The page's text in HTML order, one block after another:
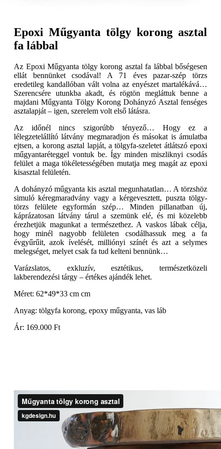
Epoxi Műgyanta tölgy korong asztal
fa lábbal
Az Epoxi Műgyanta tölgy korong asztal fa lábbal bőségesen
ellát bennünket csodával! A 71 éves pazar-szép törzs
eredetileg kandallóban vált volna az enyészet martalékává…
Szerencsére utunkba akadt, és rögtön megláttuk benne a
majdani Műgyanta Tölgy Korong Dohányzó Asztal fenséges
asztalapját – igen, szerelem volt első látásra.
Az időnél nincs szigorúbb tényező… Hogy ez a
lélegzetelállító látvány megmaradjon és másokat is ámulatba
ejtsen, a korong asztal lapját, a tölgyfa-szeletet átlátszó epoxi
műgyantaréteggel vontuk be. Így minden miszliknyi csodás
felület a maga tökéletességében mutatja meg magát az epoxi
kisasztal felületén.
A dohányzó műgyanta kis asztal megunhatatlan… A törzshöz
simuló kéregmaradvány vagy a kérgevesztett, puszta tölgy-
törzs felülete egyformán szép… Minden pillanatban új,
káprázatosan látvány tárul a szemünk elé, és mi közelebb
érezhetjük magunkat a természethez. A vaskos lábak célja,
hogy minél nagyobb felületen csodálhassuk meg a fa
évgyűrűit, azok ívelését, milliónyi színét és azt a selymes
melegséget, melyet csak fa tud kelteni bennünk…
Varázslatos, exkluzív, esztétikus, természetközeli
lakberendezési tárgy – értékes ajándék lehet.
Méret: 62*49*33 cm cm
Anyag: tölgyfa korong, epoxy műgyanta, vas láb
Ár: 169.000 Ft